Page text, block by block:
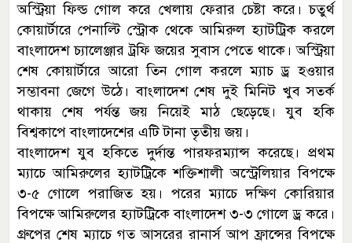
অস্ট্রিয়া ফিল্ড গোল করে খেলায় ফেরার চেষ্টা করে। চতুর্থ
কোয়ার্টারে পেনাল্টি স্ট্রোক থেকে আমিরুল হ্যাটট্রিক করলে
বাংলাদেশ চ্যালেঞ্জার ট্রফি জয়ের সুবাস পেতে থাকে। অস্ট্রিয়া
শেষ কোয়ার্টারে আরো তিন গোল করলে ম্যাচ ড্র হওয়ার
সম্ভাবনা জেগে উঠে। বাংলাদেশ শেষ দুই মিনিট খুব সতর্ক
থাকায় শেষ পর্যন্ত জয় নিয়েই মাঠ ছেড়েছে। যুব হকি
বিশ্বকাপে বাংলাদেশের এটি টানা তৃতীয় জয়।
বাংলাদেশ যুব হকিতে দুর্দান্ত পারফরম্যান্স করেছে। প্রথম
ম্যাচে আমিরুলের হ্যাটট্রিকে শক্তিশালী অস্ট্রেলিয়ার বিপক্ষে
৩-৫ গোলে পরাজিত হয়। পরের ম্যাচে দক্ষিণ কোরিয়ার
বিপক্ষে আমিরুলের হ্যাটট্রিকে বাংলাদেশ ৩-৩ গোলে ড্র করে।
গ্রুপের শেষ ম্যাচে গত আসরের রানার্স আপ ফ্রান্সের বিপক্ষে